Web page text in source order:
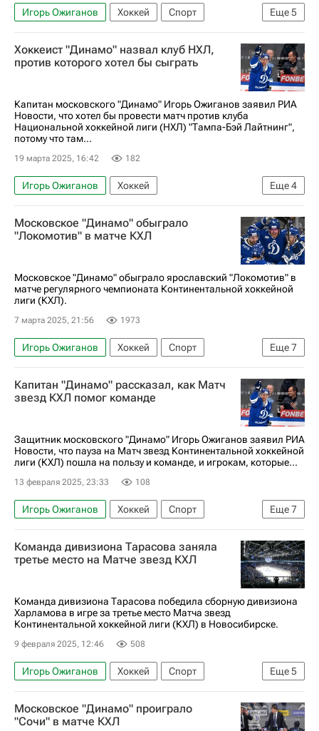
Еще5
Игорь Ожиганов Хоккей
Спорт
Александр Овечкин
Уэйн Гретцки
Вашингтон Кэпиталз
ХК Динамо (Москва)
Хоккеист "Динамо" назвал клуб НХЛ,
против которого хотел бы сыграть
Капитан московского "Динамо" Игорь Ожиганов заявил РИА
Новости, что хотел бы провести матч против клуба
Национальной хоккейной лиги (НХЛ) "Тампа-Бэй Лайтнинг",
потому что там...
19 марта 2025, 16:42 182
Еще4
Игорь Ожиганов
Хоккей
ХК Динамо (Москва)
Тампа-Бэй Лайтнинг
Национальная хоккейная лига (НХЛ)
Московское "Динамо" обыграло
"Локомотив" в матче КХЛ
Московское "Динамо" обыграло ярославский "Локомотив" в
матче регулярного чемпионата Континентальной хоккейной
лиги (КХЛ).
7 марта 2025, 21:56 1973
Еще7
Игорь Ожиганов Хоккей
Спорт
Москва
Павел Кудрявцев
Артём Михеев
Анонсы и трансляции матчей
Локомотив (Ярославль)
КХЛ 2025-2026
Капитан "Динамо" рассказал, как Матч
звезд КХЛ помог команде
Защитник московского "Динамо" Игорь Ожиганов заявил РИА
Новости, что пауза на Матч звезд Континентальной хоккейной
лиги (КХЛ) пошла на пользу и команде, и игрокам, которые...
13 февраля 2025, 23:33 108
Еще7
Игорь Ожиганов Хоккей
Спорт
Новосибирск
Никита Гусев
Владислав Подъяпольский
СКА (Санкт-Петербург)
ХК Спартак (Москва)
КХЛ 2025-2026
Команда дивизиона Тарасова заняла
третье место на Матче звезд КХЛ
Команда дивизиона Тарасова победила сборную дивизиона
Харламова в игре за третье место Матча звезд
Континентальной хоккейной лиги (КХЛ) в Новосибирске.
9 февраля 2025, 12:46 508
Еще5
Игорь Ожиганов Хоккей
Спорт
Новосибирск
Никита Гусев
Вадим Шипачев
Трактор Матч звезд КХЛ
Московское "Динамо" проиграло
"Сочи" в матче КХЛ